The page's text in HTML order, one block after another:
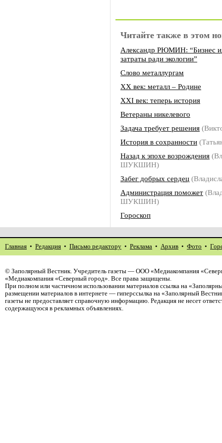
Читайте также в этом
Александр РЮМИН: “Бизнес
затраты ради экологии”
Слово металлургам
ХХ век: металл – Родине
ХХI век: теперь история
Ветераны никелевого
Задача требует решения
История в сохранности
Назад к эпохе возрождения
ШУКШИН)
Забег добрых сердец
Администрация поможет
ШУКШИН)
Гороскоп
Главная • Редакция • Письмо редактору • Реклама • Архив • Фото •
© Заполярный Вестник. Учредитель газеты — ООО «Медиакомпания
«Медиакомпания «Северный город». Все права защищены.
При полном или частичном использовании материалов ссылка на
размещении материалов в интернете — гиперссылка на «Заполярный
газеты не предоставляет справочную информацию. Редакция не несет
содержащуюся в рекламных объявлениях.